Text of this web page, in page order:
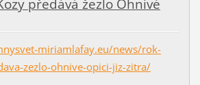
předává žezlo Ohnivé
miriamlafay.eu/news/rok-
zezlo-ohnive-opici-jiz-zitra/